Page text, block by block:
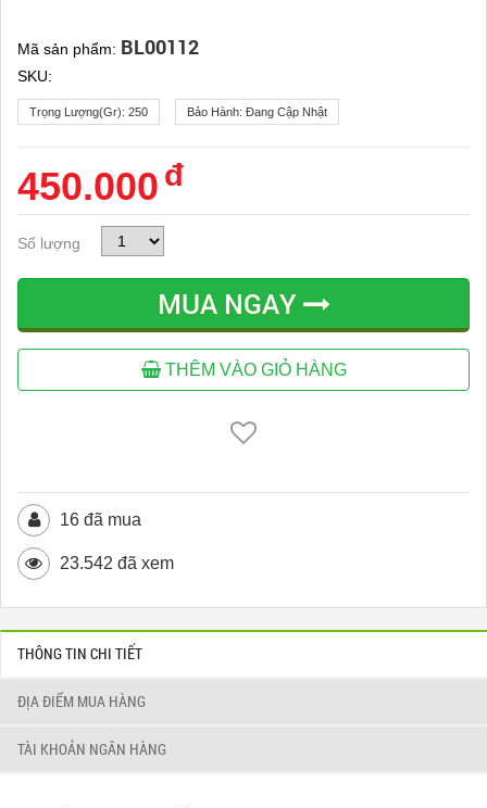
Mã sản phẩm: BL00112
SKU:
Trọng Lượng(gr): 250 Bảo Hành: Đang Cập Nhật
450.000 đ
Số lượng
MUA NGAY
THÊM VÀO GIỎ HÀNG
16 đã mua
23.542 đã xem
THÔNG TIN CHI TIẾT
ĐỊA ĐIỂM MUA HÀNG
TÀI KHOẢN NGÂN HÀNG